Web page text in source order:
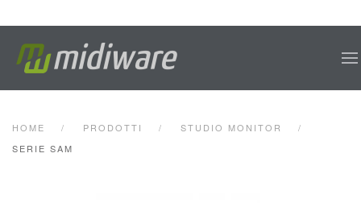
HOME PRODOTTI
STUDIO MONITOR
SERIE SAM